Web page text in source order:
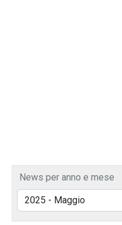
News per anno e mese